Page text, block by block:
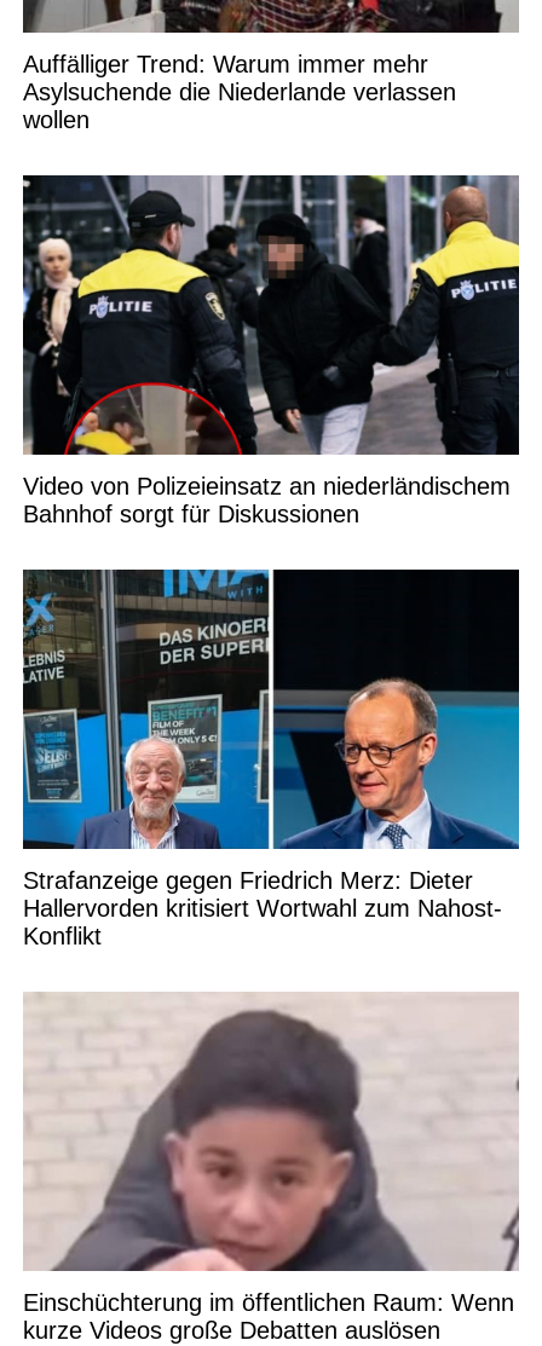
Auffälliger Trend: Warum immer mehr
Asylsuchende die Niederlande verlassen
wollen
Video von Polizeieinsatz an niederländischem
Bahnhof sorgt für Diskussionen
Strafanzeige gegen Friedrich Merz: Dieter
Hallervorden kritisiert Wortwahl zum Nahost-
Konflikt
Einschüchterung im öffentlichen Raum: Wenn
kurze Videos große Debatten auslösen